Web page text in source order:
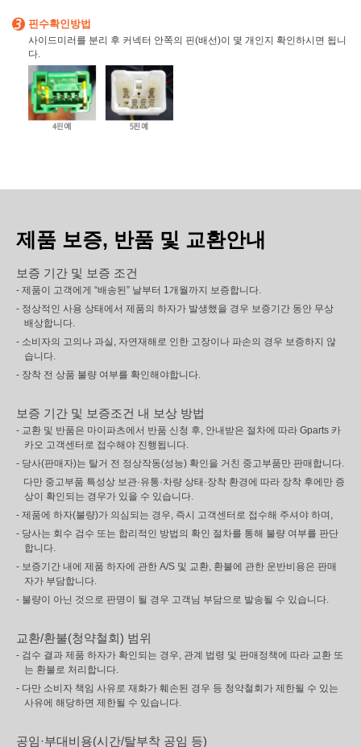
핀수확인방법
사이드미러를 분리 후 커넥터 안쪽의 핀(배선)이 몇 개인지 확인하시면 됩니
다.
제품 보증, 반품 및 교환안내
보증 기간 및 보증 조건
- 제품이 고객에게 “배송된” 날부터 1개월까지 보증합니다.
- 정상적인 사용 상태에서 제품의 하자가 발생했을 경우 보증기간 동안 무상
배상합니다.
- 소비자의 고의나 과실, 자연재해로 인한 고장이나 파손의 경우 보증하지 않
습니다.
- 장착 전 상품 불량 여부를 확인해야합니다.
보증 기간 및 보증조건 내 보상 방법
- 교환 및 반품은 마이파츠에서 반품 신청 후, 안내받은 절차에 따라 Gparts 카
카오 고객센터로 접수해야 진행됩니다.
- 당사(판매자)는 탈거 전 정상작동(성능) 확인을 거친 중고부품만 판매합니다.
다만 중고부품 특성상 보관·유통·차량 상태·장착 환경에 따라 장착 후에만 증
상이 확인되는 경우가 있을 수 있습니다.
- 제품에 하자(불량)가 의심되는 경우, 즉시 고객센터로 접수해 주셔야 하며,
- 당사는 회수 검수 또는 합리적인 방법의 확인 절차를 통해 불량 여부를 판단
합니다.
- 보증기간 내에 제품 하자에 관한 A/S 및 교환, 환불에 관한 운반비용은 판매
자가 부담합니다.
- 불량이 아닌 것으로 판명이 될 경우 고객님 부담으로 발송될 수 있습니다.
교환/환불(청약철회) 범위
- 검수 결과 제품 하자가 확인되는 경우, 관계 법령 및 판매정책에 따라 교환 또
는 환불로 처리합니다.
- 다만 소비자 책임 사유로 재화가 훼손된 경우 등 청약철회가 제한될 수 있는
사유에 해당하면 제한될 수 있습니다.
공임·부대비용(시간/탈부착 공임 등)